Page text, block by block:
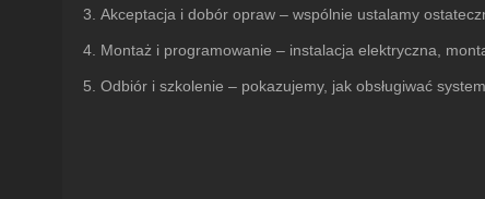
Akceptacja i dobór opraw – wspólnie ustalamy
Montaż i programowanie – instalacja elektryczna,
Odbiór i szkolenie – pokazujemy, jak obsługiwać